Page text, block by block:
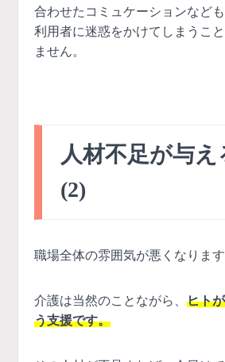
合わせたコミュケーションなども
利用者に迷惑をかけてしまうこ
ません。
人材不足が与
(2)
職場全体の雰囲気が悪くなります
介護は当然のことながら、 ヒト
う支援です。